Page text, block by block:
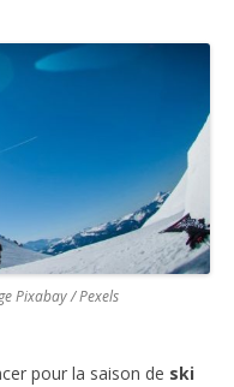
Pixabay / Pexels
pour la saison de ski